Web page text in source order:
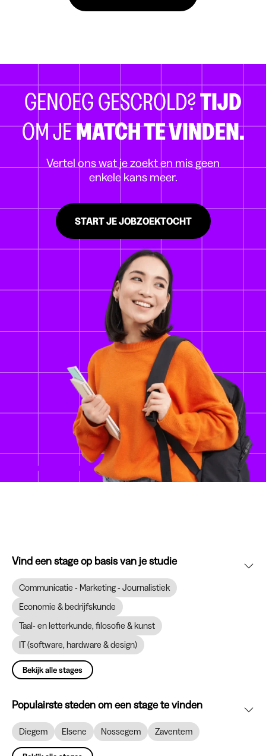
GENOEG GESCROLD?TIJD
OM JEMATCH TE VINDEN.
Vertel ons wat je zoekt en mis geen
enkele kans meer.
START JE JOBZOEKTOCHT
Vind een stage op basis van je studie
Communicatie - Marketing - Journalistiek
Economie & bedrijfskunde
Taal- en letterkunde, filosofie & kunst
IT (software, hardware & design)
Bekijk alle stages
Populairste steden om een stage te vinden
Diegem Elsene Nossegem Zaventem